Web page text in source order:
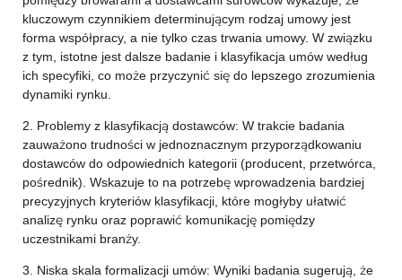
kluczowym czynnikiem determinującym rodzaj umowy jest
forma współpracy, a nie tylko czas trwania umowy. W związku
z tym, istotne jest dalsze badanie i klasyfikacja umów według
ich specyfiki, co może przyczynić się do lepszego zrozumienia
dynamiki rynku.
2. Problemy z klasyfikacją dostawców: W trakcie badania
zauważono trudności w jednoznacznym przyporządkowaniu
dostawców do odpowiednich kategorii (producent, przetwórca,
pośrednik). Wskazuje to na potrzebę wprowadzenia bardziej
precyzyjnych kryteriów klasyfikacji, które mogłyby ułatwić
analizę rynku oraz poprawić komunikację pomiędzy
uczestnikami branży.
3. Niska skala formalizacji umów: Wyniki badania sugerują, że